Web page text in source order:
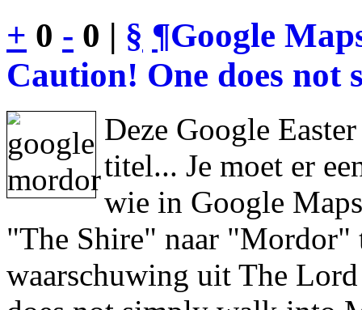
+ 0 - 0 | § ¶Google
Caution! One does
Deze Google
titel... Je moet er
wie in Google
"The Shire" naar "Mordor"
waarschuwing uit The